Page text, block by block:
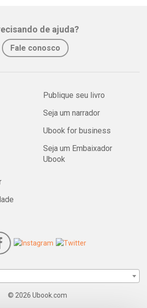
de ajuda?
Fale conosco
Publique seu livro
Seja um narrador
Ubook for business
Seja um Embaixador
Ubook
© 2026 Ubook.com